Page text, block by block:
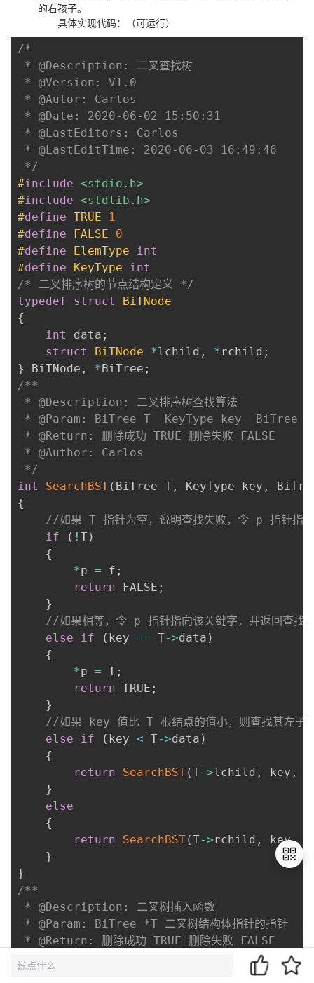
的右孩子。
具体实现代码：（可运行）
/*
* @Description: 二叉查找树
* @Version: V1.0
* @Autor: Carlos
* @Date: 2020-06-02 15:50:31
* @LastEditors: Carlos
* @LastEditTime: 2020-06-03 16:49:46
*/
#include <stdio.h>
#include <stdlib.h>
#define TRUE
1
#define FALSE
0
#define ElemType
int
#define KeyType
int
/* 二叉排序树的节点结构定义 */
typedef
struct
BiTNode
{
int
data ;
struct
BiTNode *lchild , * rchild ;
}
BiTNode , *BiTree ;
/**
* @Description: 二叉排序树查找算法
* @Param: BiTree T  KeyType key  BiTree
* @Return: 删除成功 TRUE 删除失败 FALSE
* @Author: Carlos
*/
int
SearchBST( BiTree T , KeyType key ,
{
//如果 T 指针为空，说明查找失败，令 p 指针指向
if
( ! T)
{
*p = f ;
return FALSE ;
}
//如果相等，令 p 指针指向该关键字，并返回查找
else
if ( key == T->data )
{
*p = T;
return TRUE ;
}
//如果 key 值比 T 根结点的值小，则查找其左子
else
if ( key < T->data )
{
return
SearchBST(T->lchild , key ,
}
else
{
return
SearchBST(T->rchild , key, T
}
}
/**
* @Description: 二叉树插入函数
* @Param: BiTree *T 二叉树结构体指针的指针
* @Return: 删除成功 TRUE 删除失败 FALSE
* @Author: Carlos
*/